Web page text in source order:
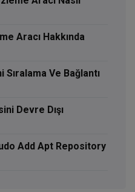
Aracı Hakkında
Ve Bağlantı
Devre Dışı
Add Apt Repository